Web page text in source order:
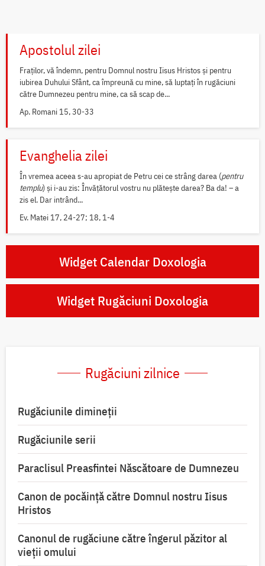
Apostolul zilei
Fraților, vă îndemn, pentru Domnul nostru Iisus Hristos și pentru
iubirea Duhului Sfânt, ca împreună cu mine, să luptați în rugăciuni
către Dumnezeu pentru mine, ca să scap de...
Ap. Romani 15, 30-33
Evanghelia zilei
În vremea aceea s-au apropiat de Petru cei ce strâng darea (pentru
templu) și i-au zis: Învățătorul vostru nu plătește darea? Ba da! – a
zis el. Dar intrând...
Ev. Matei 17, 24-27; 18, 1-4
Widget Calendar Doxologia
Widget Rugăciuni Doxologia
Rugăciuni zilnice
Rugăciunile dimineții
Rugăciunile serii
Paraclisul Preasfintei Născătoare de Dumnezeu
Canon de pocăință către Domnul nostru Iisus
Hristos
Canonul de rugăciune către îngerul păzitor al
vieții omului